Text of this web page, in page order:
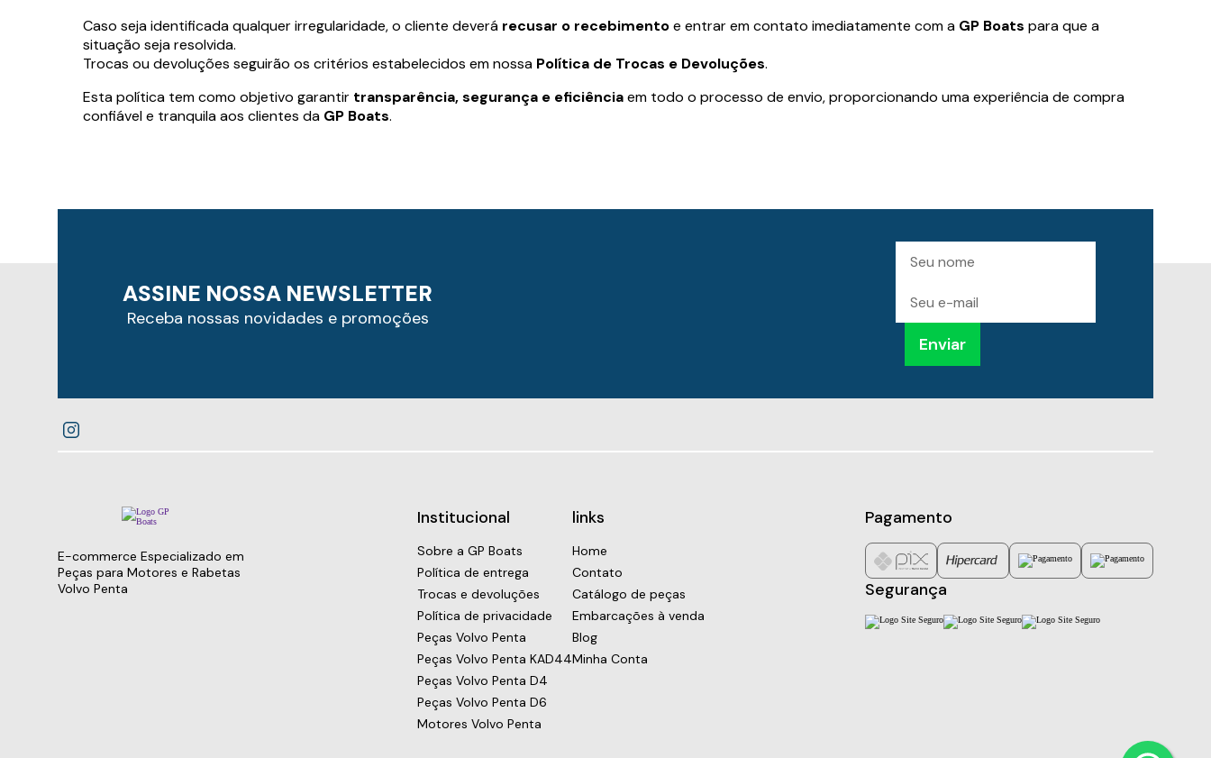
Caso seja identificada qualquer irregularidade, o cliente deverá recusar o recebimentoe entrar em contato imediatamente com a GP Boats para que a
situação seja resolvida.
Trocas ou devoluções seguirão os critérios estabelecidos em nossa Política de Trocas e Devoluções.
Esta política tem como objetivo garantir transparência, segurança e eficiênciaem todo o processo de envio, proporcionando uma experiência de compra
confiável e tranquila aos clientes da GP Boats.
ASSINE NOSSA NEWSLETTER
Receba nossas novidades e promoções
receber
mail
Enviar
E-commerce Especializado em
Peças para Motores e Rabetas
Volvo Penta
Institucional
Sobre a GP Boats
Política de entrega
Trocas e devoluções
Política de privacidade
Peças Volvo Penta
Peças Volvo Penta KAD44
Peças Volvo Penta D4
Peças Volvo Penta D6
Motores Volvo Penta
links
Home
Contato
Catálogo de peças
Embarcações à venda
Blog
Minha Conta
Pagamento
Segurança